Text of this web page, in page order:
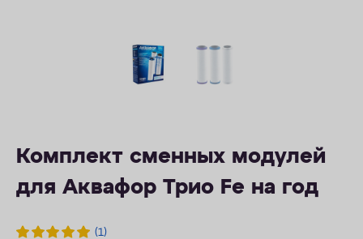
Комплект сменных модулей
для Аквафор Трио Fe на год
(1)